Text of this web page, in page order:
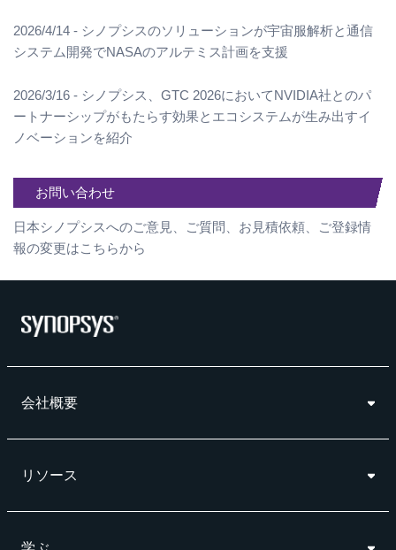
2026/4/14 - シノプシスのソリューションが宇宙服解析と通信
システム開発でNASAのアルテミス計画を支援
2026/3/16 - シノプシス、GTC 2026においてNVIDIA社とのパ
ートナーシップがもたらす効果とエコシステムが生み出すイ
ノベーションを紹介
お問い合わせ
日本シノプシスへのご意見、ご質問、お見積依頼、ご登録情
報の変更はこちらから
会社概要
リソース